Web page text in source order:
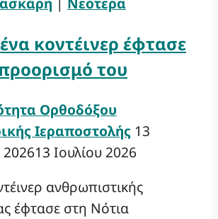
κοντέινερ έφτασε
του
Ορθοδόξου
Ιεραποστολής 13
202613 Ιουλίου 2026
ανθρωπιστικής
έφτασε στη Νότια